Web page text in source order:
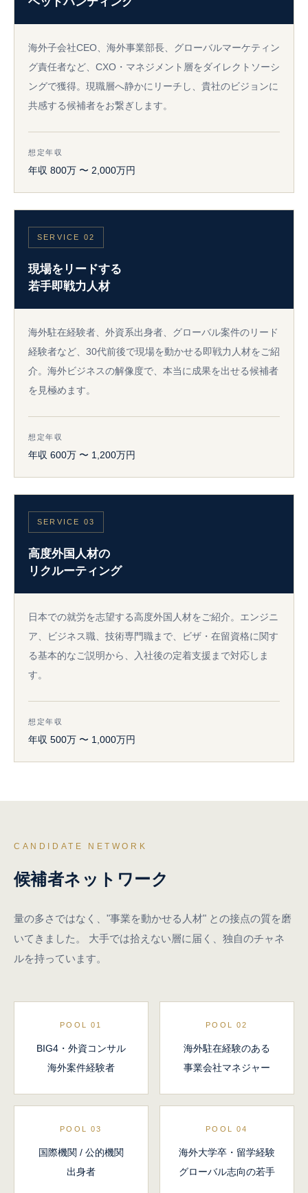
海外子会社CEO、海外事業部長、グローバルマーケティン
グ責任者など、CXO・マネジメント層をダイレクトソーシ
ングで獲得。現職層へ静かにリーチし、貴社のビジョンに
共感する候補者をお繋ぎします。
想定年収
年収 800万 〜 2,000万円
SERVICE 02
現場をリードする
若手即戦力人材
海外駐在経験者、外資系出身者、グローバル案件のリード
経験者など、30代前後で現場を動かせる即戦力人材をご紹
介。海外ビジネスの解像度で、本当に成果を出せる候補者
を見極めます。
想定年収
年収 600万 〜 1,200万円
SERVICE 03
高度外国人材の
リクルーティング
日本での就労を志望する高度外国人材をご紹介。エンジニ
ア、ビジネス職、技術専門職まで、ビザ・在留資格に関す
る基本的なご説明から、入社後の定着支援まで対応しま
す。
想定年収
年収 500万 〜 1,000万円
CANDIDATE NETWORK
候補者ネットワーク
量の多さではなく、"事業を動かせる人材" との接点の質を磨
いてきました。
大手では拾えない層に届く、独自のチャネ
ルを持っています。
POOL 01
BIG4・外資コンサル
海外案件経験者
POOL 02
海外駐在経験のある
事業会社マネジャー
POOL 03
国際機関 / 公的機関
出身者
POOL 04
海外大学卒・留学経験
グローバル志向の若手